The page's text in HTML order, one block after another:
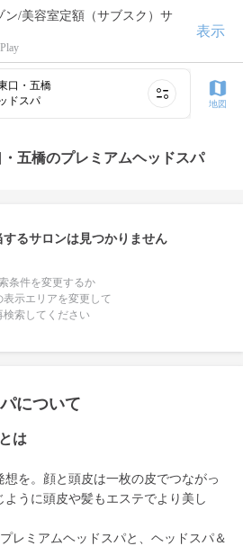
ン/美容室定額（サブスク）サ
表示
口・五橋
ドスパ
地図
五橋のプレミアムヘッドスパ
するサロンは見つかりません
条件を変更するか
表示エリアを変更して
検索してください
について
は
を。顔と頭皮は一枚の皮でつながっ
うに頭皮や髪もエステでより美し
レミアムヘッドスパと、ヘッドスパ＆